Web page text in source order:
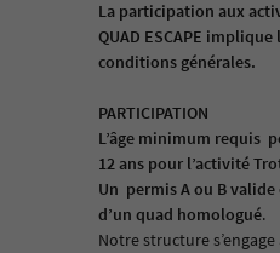
La participation aux
QUAD ESCAPE implique
conditions générales.
PARTICIPATION
L’âge minimum requis
12 ans pour l’activité
Un permis A ou B
d’un quad homologué.
Notre structure